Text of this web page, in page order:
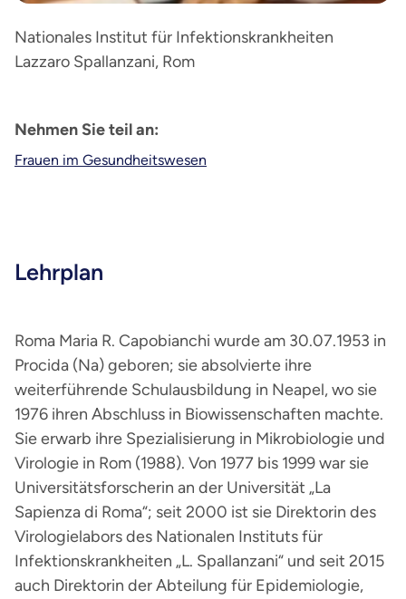
Nationales Institut für Infektionskrankheiten
Lazzaro Spallanzani, Rom
Nehmen Sie teil an:
Frauen im Gesundheitswesen
Lehrplan
Roma Maria R. Capobianchi wurde am 30.07.1953 in
Procida (Na) geboren; sie absolvierte ihre
weiterführende Schulausbildung in Neapel, wo sie
1976 ihren Abschluss in Biowissenschaften machte.
Sie erwarb ihre Spezialisierung in Mikrobiologie und
Virologie in Rom (1988). Von 1977 bis 1999 war sie
Universitätsforscherin an der Universität „La
Sapienza di Roma“; seit 2000 ist sie Direktorin des
Virologielabors des Nationalen Instituts für
Infektionskrankheiten „L. Spallanzani“ und seit 2015
auch Direktorin der Abteilung für Epidemiologie,